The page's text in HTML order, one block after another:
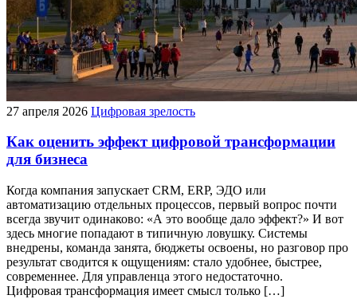
27 апреля 2026 Цифровая зрелость
Как оценить эффект цифровой трансформации
для бизнеса
Когда компания запускает CRM, ERP, ЭДО или
автоматизацию отдельных процессов, первый вопрос почти
всегда звучит одинаково: «А это вообще дало эффект?» И вот
здесь многие попадают в типичную ловушку. Системы
внедрены, команда занята, бюджеты освоены, но разговор про
результат сводится к ощущениям: стало удобнее, быстрее,
современнее. Для управленца этого недостаточно.
Цифровая трансформация имеет смысл только […]